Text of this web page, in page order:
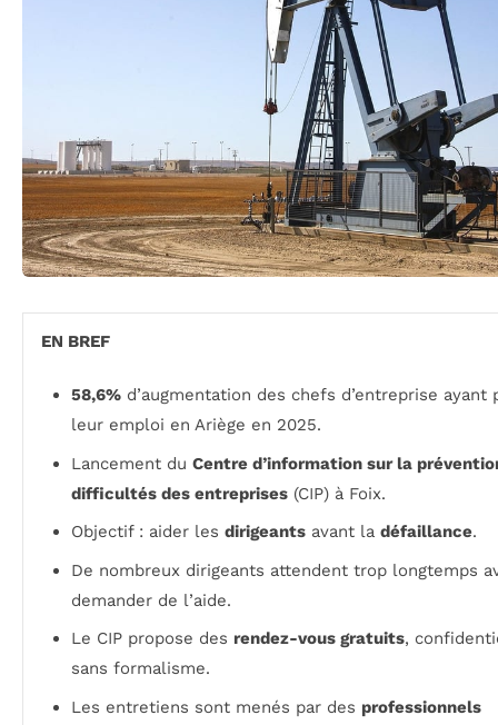
EN BREF
58,6% d’augmentation des chefs d’entreprise ayant
leur emploi en Ariège en 2025.
Lancement du Centre d’information sur la
difficultés des entreprises (CIP) à Foix.
Objectif : aider les dirigeants avant la défaillance.
De nombreux dirigeants attendent trop longtemps
demander de l’aide.
Le CIP propose des rendez-vous gratuits,
sans formalisme.
Les entretiens sont menés par des professionnels